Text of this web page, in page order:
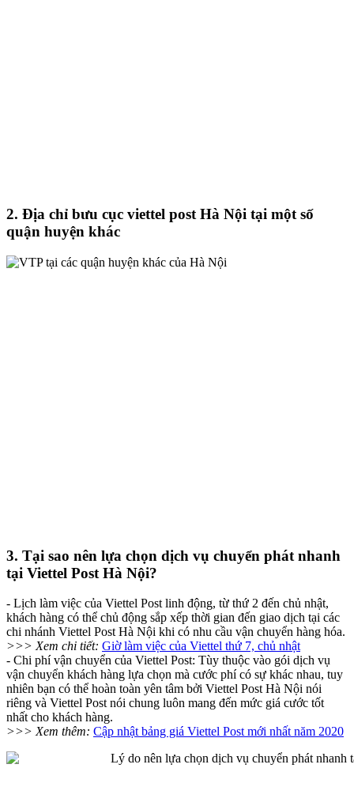
2. Địa chỉ bưu cục viettel post Hà Nội tại một số
quận huyện khác
3. Tại sao nên lựa chọn dịch vụ chuyển phát nhanh
tại Viettel Post Hà Nội?
- Lịch làm việc của Viettel Post linh động, từ thứ 2 đến chủ nhật,
khách hàng có thể chủ động sắp xếp thời gian đến giao dịch tại các
chi nhánh Viettel Post Hà Nội khi có nhu cầu vận chuyển hàng hóa.
>>> Xem chi tiết: Giờ làm việc của Viettel thứ 7, chủ nhật
- Chi phí vận chuyển của Viettel Post: Tùy thuộc vào gói dịch vụ
vận chuyển khách hàng lựa chọn mà cước phí có sự khác nhau, tuy
nhiên bạn có thể hoàn toàn yên tâm bởi Viettel Post Hà Nội nói
riêng và Viettel Post nói chung luôn mang đến mức giá cước tốt
nhất cho khách hàng.
>>> Xem thêm: Cập nhật bảng giá Viettel Post mới nhất năm 2020